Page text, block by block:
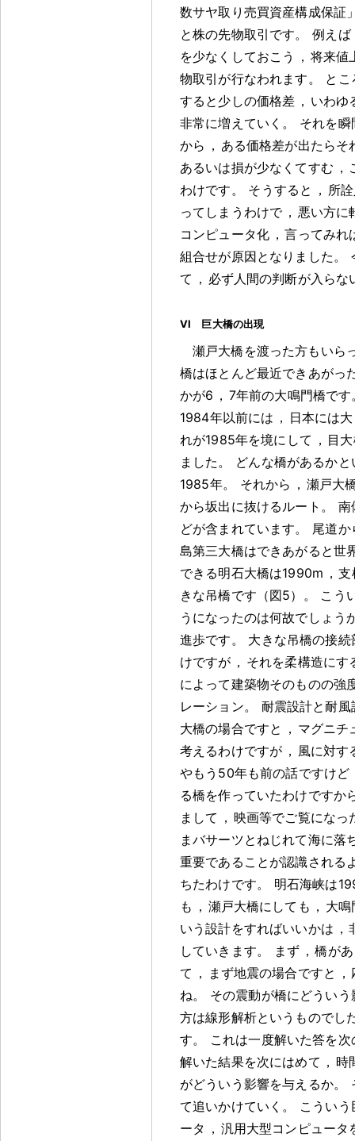
数サヤ取り売買資産構成保証
と株の先物取引です。 例えば
を少なくしておこう
， 将来値
物取引が行なわれます 。
とこ
すると少しの価格差 ， いわゆ
非常に増えていく 。
それを瞬
から ， ある価格差が出たら
あるいは損が少なくてすむ ，
わけです 。 そうすると ， 所
ってしまうわけで ， 悪い方に
コンピュータ化 ， 言ってみれ
組合せが原因となりました 。
て ， 必ず人間の判断が入ら
VI 巨大橋の出現
瀬戸大橋を渡った方もいら
橋はほとんど最近できあがっ
かが6 ， 7年前の大鳴門橋です
1984年以前には ， 日本には
れが1985年を境にして ， 目
ました 。
どんな橋があるかと
1985年。 それから ， 瀬戸大
から坂出に抜けるルート 。
南
どが含まれています。
尾道
島第三大橋はできあがると世
できる明石大橋は1990m ， 支
きな吊橋です（図5）
。
こう
うになったのは何故でしょう
進歩です 。
大きな吊橋の接
けですが ， それを柔構造にす
によって建築物そのものの強
レーション。
耐震設計と耐風
大橋の場合ですと ， マグニチ
考えるわけですが ， 風に対す
やもう50年も前の話ですけど
る橋を作っていたわけですか
まして ， 映画等でご覧になっ
まバサーツとねじれて海に落
重要であることが認識される
ちたわけです。
明石海峡は
も ， 瀬戸大橋にしても ， 大鳴
いう設計をすればいいかは ，
していきます。 まず ， 橋が
て ， まず地震の場合ですと ，
ね。
その震動が橋にどうい
方は線形解析というものでし
す。
これは一度解いた答を
解いた結果を次にはめて ， 時
がどういう影響を与えるか。
て追いかけていく 。
こうい
ータ ， 汎用大型コンピュータ